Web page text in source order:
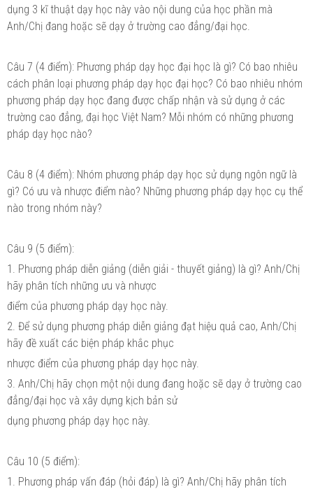
dụng 3 kĩ thuật dạy học này vào nội dung của học phần mà
Anh/Chị đang hoặc sẽ dạy ở trường cao đẳng/đại học.
Câu 7 (4 điểm): Phương pháp dạy học đại học là gì? Có bao nhiêu
cách phân loại phương pháp dạy học đại học? Có bao nhiêu nhóm
phương pháp dạy học đang được chấp nhận và sử dụng ở các
trường cao đẳng, đại học Việt Nam? Mỗi nhóm có những phương
pháp dạy học nào?
Câu 8 (4 điểm): Nhóm phương pháp dạy học sử dụng ngôn ngữ là
gì? Có ưu và nhược điểm nào? Những phương pháp dạy học cụ thể
nào trong nhóm này?
Câu 9 (5 điểm):
1. Phương pháp diễn giảng (diễn giải - thuyết giảng) là gì? Anh/Chị
hãy phân tích những ưu và nhược
điểm của phương pháp dạy học này.
2. Để sử dụng phương pháp diễn giảng đạt hiệu quả cao, Anh/Chị
hãy đề xuất các biện pháp khắc phục
nhược điểm của phương pháp dạy học này.
3. Anh/Chị hãy chọn một nội dung đang hoặc sẽ dạy ở trường cao
đẳng/đại học và xây dựng kịch bản sử
dụng phương pháp dạy học này.
Câu 10 (5 điểm):
1. Phương pháp vấn đáp (hỏi đáp) là gì? Anh/Chị hãy phân tích